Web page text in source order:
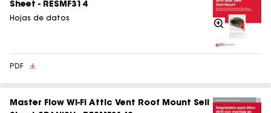
Sheet - RESMF314
Hojas de datos Acercarse
PDF
Master Flow Wi-Fi Attic Vent Roof Mount Sell